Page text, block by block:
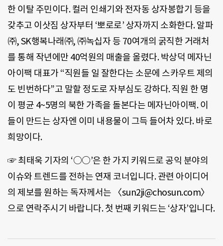
한 이탈 주민이다. 컬러 인쇄기와 전자동 상자봉합기 등을
갖추고 이삿짐 상자부터 ‘뽀로로’ 상자까지 소화한다. 알파
㈜, SK행복나래㈜, ㈜녹십자 등 70여개의 굵직한 거래처
를 통해 작년에만 40억원의 매출을 올렸다. 박상덕 메자닌
아이팩 대표가 “직원들 일 잘한다는 소문에 스카우트 제의
도 빈번하다”고 말할 정도로 자부심도 강하다. 직원 한 명
이 평균 4~5명의 북한 가족을 돌본다는 메자닌아이팩. 이
들이 만드는 상자엔 이미 내용물이 그득 들어차 있다. 바로
희망이다.
☞ 최태욱 기자의 ‘○○’은 한 가지 키워드로 공익 분야의
이슈와 트렌드를 전하는 연재 코너입니다. 관련 아이디어
의 제보를 원하는 독자께서는 〈sun2ji@chosun.com〉
으로 연락주시기 바랍니다. 첫 번째 키워드는 ‘상자’입니다.